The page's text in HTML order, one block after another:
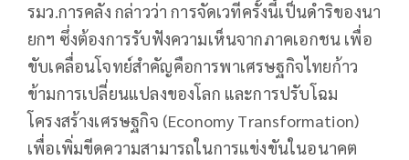
รมว.การคลัง กล่าวว่า การจัดเวทีครั้งนี้เป็นดำริของนา
ยกฯ ซึ่งต้องการรับฟังความเห็นจากภาคเอกชน เพื่อ
ขับเคลื่อนโจทย์สำคัญคือการพาเศรษฐกิจไทยก้าว
ข้ามการเปลี่ยนแปลงของโลก และการปรับโฉม
โครงสร้างเศรษฐกิจ (Economy Transformation)
เพื่อเพิ่มขีดความสามารถในการแข่งขันในอนาคต